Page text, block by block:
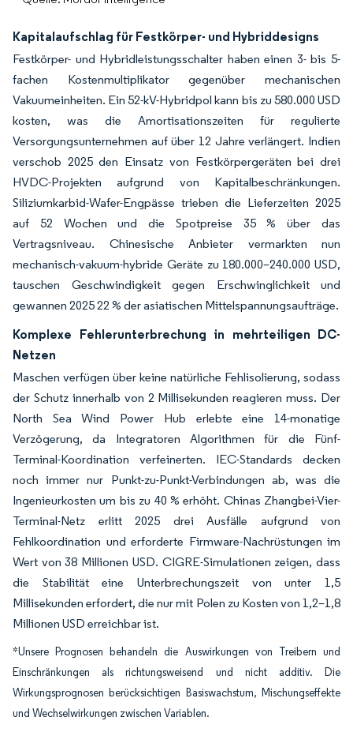
Kapitalaufschlag für Festkörper- und Hybriddesigns
Festkörper- und Hybridleistungsschalter haben einen 3- bis 5-
fachen Kostenmultiplikator gegenüber mechanischen
Vakuumeinheiten. Ein 52-kV-Hybridpol kann bis zu 580.000 USD
kosten, was die Amortisationszeiten für regulierte
Versorgungsunternehmen auf über 12 Jahre verlängert. Indien
verschob 2025 den Einsatz von Festkörpergeräten bei drei
HVDC-Projekten aufgrund von Kapitalbeschränkungen.
Siliziumkarbid-Wafer-Engpässe trieben die Lieferzeiten 2025
auf 52 Wochen und die Spotpreise 35 % über das
Vertragsniveau. Chinesische Anbieter vermarkten nun
mechanisch-vakuum-hybride Geräte zu 180.000–240.000 USD,
tauschen Geschwindigkeit gegen Erschwinglichkeit und
gewannen 2025 22 % der asiatischen Mittelspannungsaufträge.
Komplexe Fehlerunterbrechung in mehrteiligen DC-
Netzen
Maschen verfügen über keine natürliche Fehlisolierung, sodass
der Schutz innerhalb von 2 Millisekunden reagieren muss. Der
North Sea Wind Power Hub erlebte eine 14-monatige
Verzögerung, da Integratoren Algorithmen für die Fünf-
Terminal-Koordination verfeinerten. IEC-Standards decken
noch immer nur Punkt-zu-Punkt-Verbindungen ab, was die
Ingenieurkosten um bis zu 40 % erhöht. Chinas Zhangbei-Vier-
Terminal-Netz erlitt 2025 drei Ausfälle aufgrund von
Fehlkoordination und erforderte Firmware-Nachrüstungen im
Wert von 38 Millionen USD. CIGRE-Simulationen zeigen, dass
die Stabilität eine Unterbrechungszeit von unter 1,5
Millisekunden erfordert, die nur mit Polen zu Kosten von 1,2–1,8
Millionen USD erreichbar ist.
*Unsere Prognosen behandeln die Auswirkungen von Treibern und
Einschränkungen als richtungsweisend und nicht additiv. Die
Wirkungsprognosen berücksichtigen Basiswachstum, Mischungseffekte
und Wechselwirkungen zwischen Variablen.